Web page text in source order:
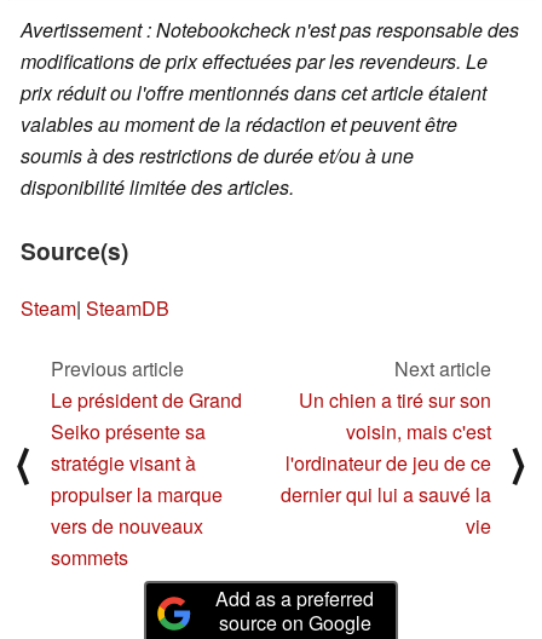
Avertissement : Notebookcheck n'est pas responsable des
modifications de prix effectuées par les revendeurs. Le
prix réduit ou l'offre mentionnés dans cet article étaient
valables au moment de la rédaction et peuvent être
soumis à des restrictions de durée et/ou à une
disponibilité limitée des articles.
Source(s)
Steam| SteamDB
⟨
Previous article
Le président de Grand
Seiko présente sa
stratégie visant à
propulser la marque
vers de nouveaux
sommets
Next article
Un chien a tiré sur son
voisin, mais c'est
l'ordinateur de jeu de ce
dernier qui lui a sauvé la
vie
⟩
Add as a preferred
source on Google